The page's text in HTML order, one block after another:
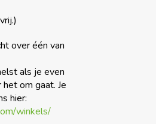
over één van
als je even
om gaat. Je
hier:
winkels/